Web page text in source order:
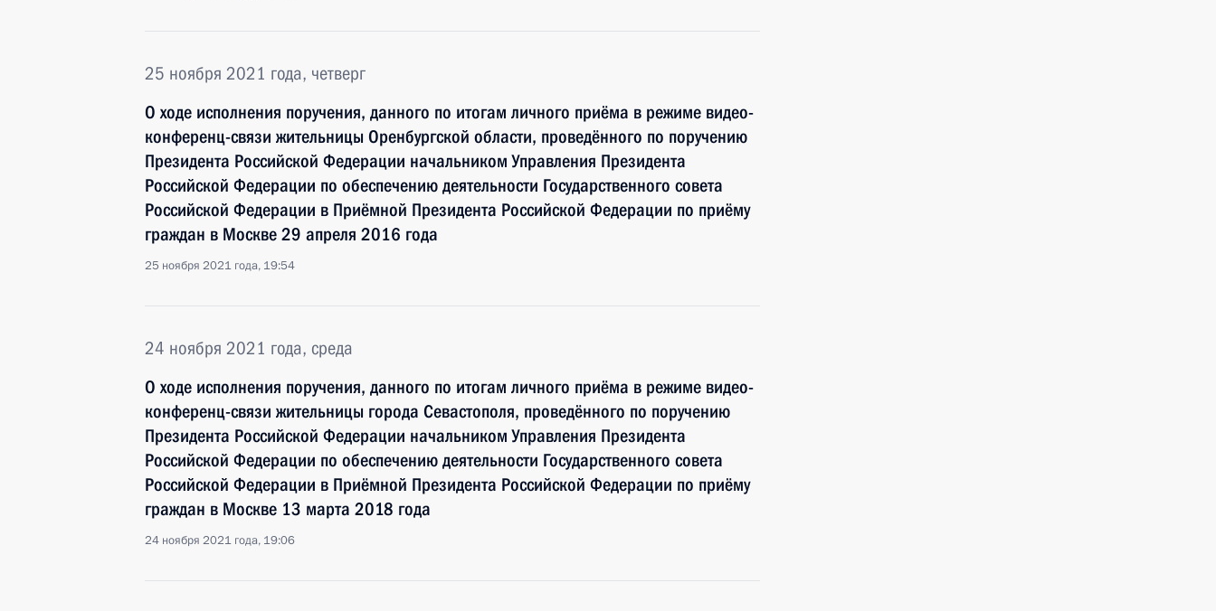
25 ноября 2021 года, четверг
О ходе исполнения поручения, данного по итогам личного приёма в режиме видео-
конференц-связи жительницы Оренбургской области, проведённого по поручению
Президента Российской Федерации начальником Управления Президента
Российской Федерации по обеспечению деятельности Государственного совета
Российской Федерации в Приёмной Президента Российской Федерации по приёму
граждан в Москве 29 апреля 2016 года
25 ноября 2021 года, 19:54
24 ноября 2021 года, среда
О ходе исполнения поручения, данного по итогам личного приёма в режиме видео-
конференц-связи жительницы города Севастополя, проведённого по поручению
Президента Российской Федерации начальником Управления Президента
Российской Федерации по обеспечению деятельности Государственного совета
Российской Федерации в Приёмной Президента Российской Федерации по приёму
граждан в Москве 13 марта 2018 года
24 ноября 2021 года, 19:06